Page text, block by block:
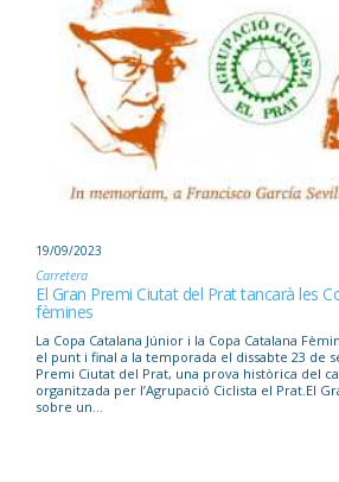
19/09/2023
Carretera
El Gran Premi Ciutat del Prat tancarà les
fèmines
La Copa Catalana Júnior i la Copa Catalana
el punt i final a la temporada el dissabte 23 de
Premi Ciutat del Prat, una prova històrica del
organitzada per l’Agrupació Ciclista el Prat.El
sobre un...